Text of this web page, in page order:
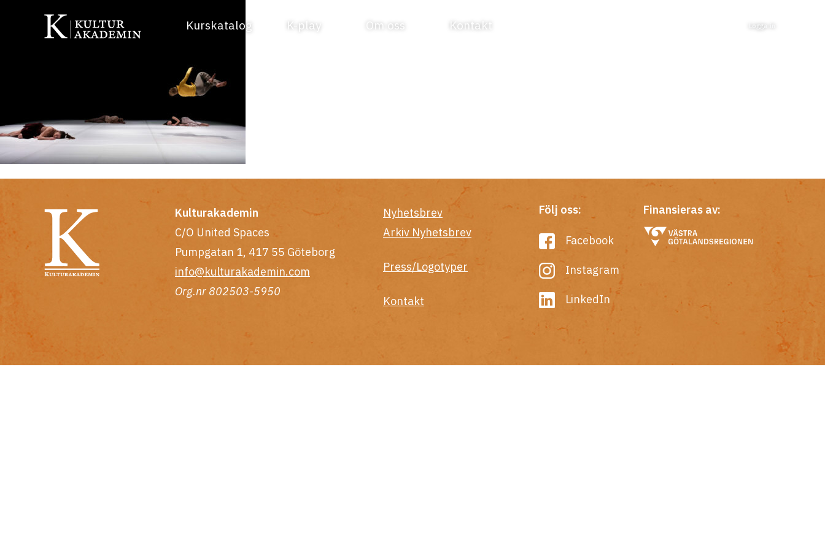
Kurskatalog K-play Om oss Kontakt Logga in
Kulturakademin
C/O United Spaces
Pumpgatan 1, 417 55 Göteborg
info@kulturakademin.com
Org.nr 802503-5950
Nyhetsbrev
Arkiv Nyhetsbrev
Press/Logotyper
Kontakt
Följ oss:
Facebook
Instagram
LinkedIn
Finansieras av: